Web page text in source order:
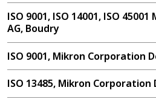
ISO 9001, ISO 14001, ISO
AG, Boudry
ISO 9001, Mikron Corporation
ISO 13485, Mikron Corporation